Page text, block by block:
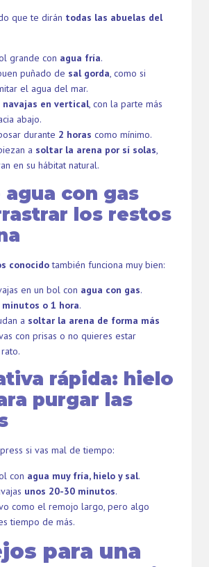
que te dirán todas las abuelas del
grande con agua fría.
puñado de sal gorda, como si
el agua del mar.
navajas en vertical, con la parte más
abajo.
durante 2 horas como mínimo.
a soltar la arena por sí solas,
en su hábitat natural.
agua con gas
los restos
conocidotambién funciona muy bien:
en un bol con agua con gas.
minutos o 1 hora.
a soltar la arena de forma más
con prisas o no quieres estar
rápida: hielo
purgar las
si vas mal de tiempo:
con agua muy fría, hielo y sal.
unos 20-30 minutos.
como el remojo largo, pero algo
tiempo de más.
para una